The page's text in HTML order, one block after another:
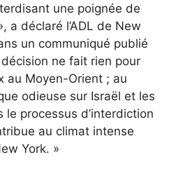
une poignée de
a déclaré l’ADL de New
un communiqué publié
ne fait rien pour
au Moyen-Orient ; au
odieuse sur Israël et les
le processus d’interdiction
au climat intense
York. »